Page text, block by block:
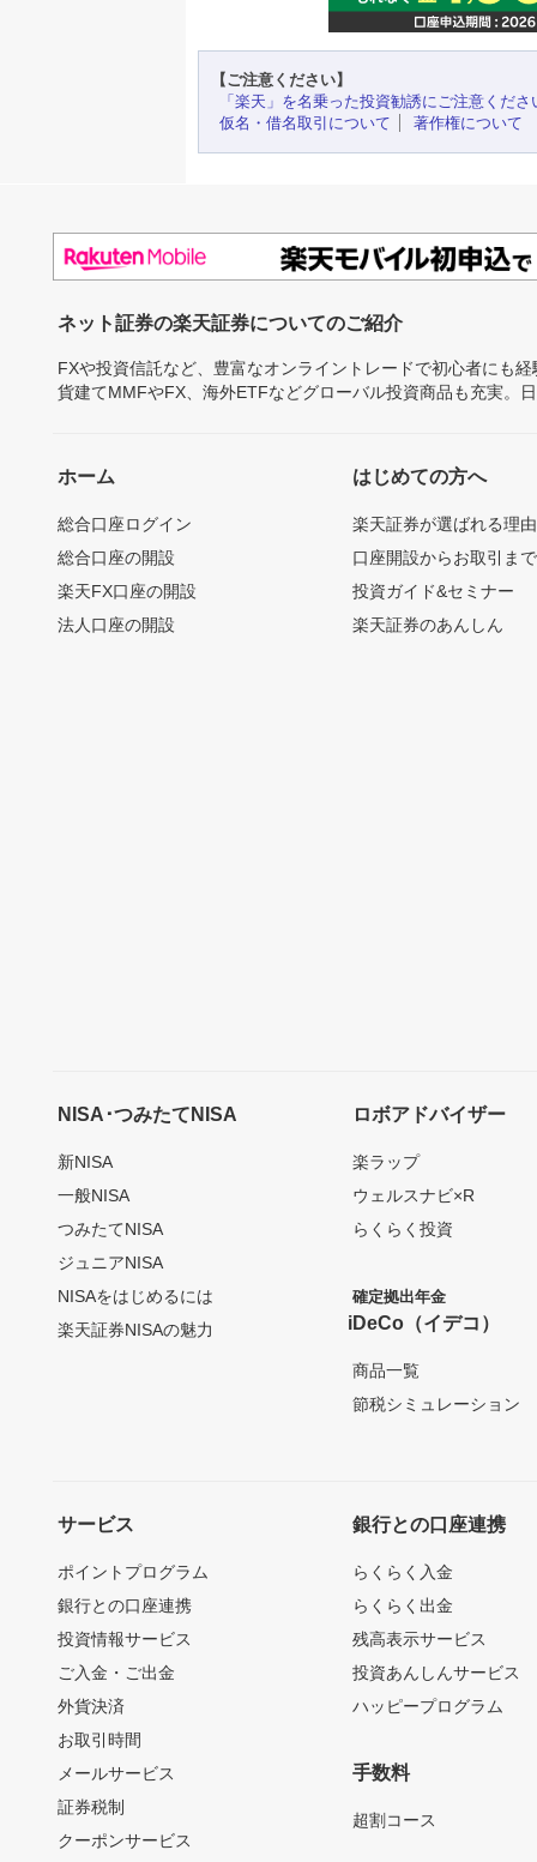
【ご注意ください】
「楽天」を名乗った投資勧誘にご注意くださ
仮名・借名取引について
著作権について
ネット証券の楽天証券についてのご紹介
FXや投資信託など、豊富なオンライントレードで初心者にも
貨建てMMFやFX、海外ETFなどグローバル投資商品も充実。
ホーム
総合口座ログイン
総合口座の開設
楽天FX口座の開設
法人口座の開設
はじめての方へ
楽天証券が選ばれる理由
口座開設からお取引ま
投資ガイド&セミナー
楽天証券のあんしん
NISA･つみたてNISA
新NISA
一般NISA
つみたてNISA
ジュニアNISA
NISAをはじめるには
楽天証券NISAの魅力
ロボアドバイザー
楽ラップ
ウェルスナビ×R
らくらく投資
確定拠出年金
iDeCo（イデコ）
商品一覧
節税シミュレーション
サービス
ポイントプログラム
銀行との口座連携
投資情報サービス
ご入金・ご出金
外貨決済
お取引時間
メールサービス
証券税制
クーポンサービス
銀行との口座連携
らくらく入金
らくらく出金
残高表示サービス
投資あんしんサービス
ハッピープログラム
手数料
超割コース